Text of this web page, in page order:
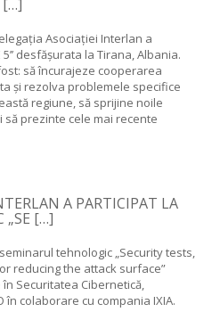
[…]
Asociației Interlan a
5’’ desfășurata la Tirana, Albania.
să încurajeze cooperarea
și rezolva problemele specifice
regiune, să sprijine noile
să prezinte cele mai recente
A PARTICIPAT LA
„SE […]
tehnologic „Security tests,
reducing the attack surface”
Securitatea Cibernetică,
în colaborare cu compania IXIA.